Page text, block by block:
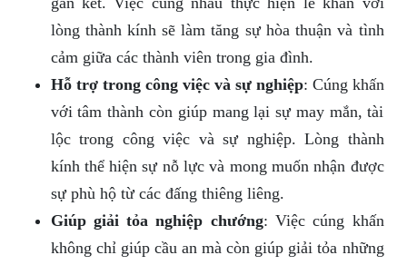
lòng thành kính sẽ làm tăng sự hòa thuận và tình
cảm giữa các thành viên trong gia đình.
Hỗ trợ trong công việc và sự nghiệp: Cúng khấn
với tâm thành còn giúp mang lại sự may mắn, tài
lộc trong công việc và sự nghiệp. Lòng thành
kính thể hiện sự nỗ lực và mong muốn nhận được
sự phù hộ từ các đấng thiêng liêng.
Giúp giải tỏa nghiệp chướng: Việc cúng khấn
không chỉ giúp cầu an mà còn giúp giải tỏa những